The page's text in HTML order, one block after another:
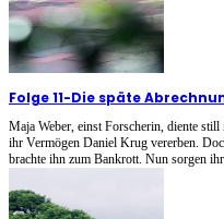
Folge 11-Die späte
Maja Weber, einst Forscherin, diente
ihr Vermögen Daniel Krug vererben.
brachte ihn zum Bankrott. Nun sorgen